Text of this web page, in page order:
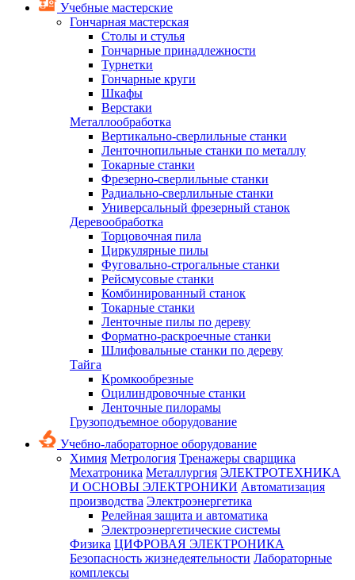
Учебные мастерские
Гончарная мастерская
Столы и стулья
Гончарные принадлежности
Турнетки
Гончарные круги
Шкафы
Верстаки
Металлообработка
Вертикально-сверлильные станки
Ленточнопильные станки по металлу
Токарные станки
Фрезерно-сверлильные станки
Радиально-сверлильные станки
Универсальный фрезерный станок
Деревообработка
Торцовочная пила
Циркулярные пилы
Фуговально-строгальные станки
Рейсмусовые станки
Комбинированный станок
Токарные станки
Ленточные пилы по дереву
Форматно-раскроечные станки
Шлифовальные станки по дереву
Тайга
Кромкообрезные
Оцилиндровочные станки
Ленточные пилорамы
Грузоподъемное оборудование
Учебно-лабораторное оборудование
Химия Метрология Тренажеры сварщика
Мехатроника Металлургия ЭЛЕКТРОТЕХНИКА
И ОСНОВЫ ЭЛЕКТРОНИКИ Автоматизация
производства Электроэнергетика
Релейная защита и автоматика
Электроэнергетические системы
Физика ЦИФРОВАЯ ЭЛЕКТРОНИКА
Безопасность жизнедеятельности Лабораторные
комплексы